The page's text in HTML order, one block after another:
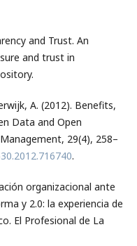
and Trust. An
and trust in
A. (2012). Benefits,
Data and Open
29(4), 258–
.
organizacional ante
y 2.0: la experiencia de
El Profesional de La